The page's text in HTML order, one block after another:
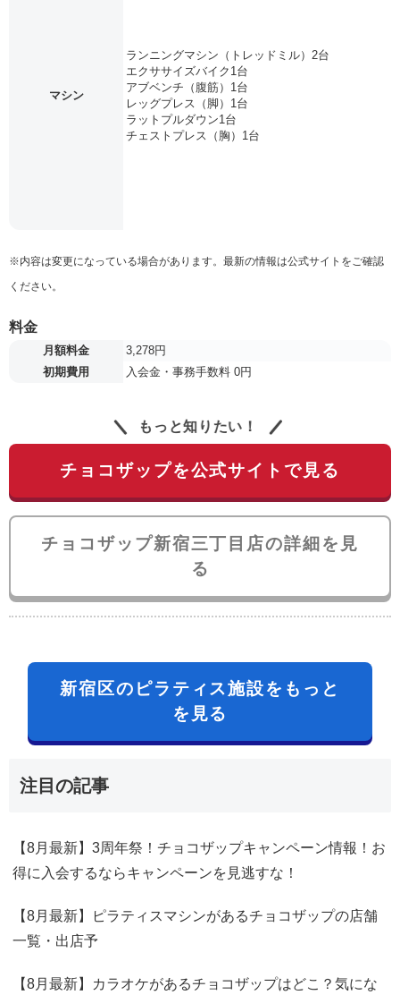
マシン
ランニングマシン（トレッドミル）2台
エクササイズバイク1台
アブベンチ（腹筋）1台
レッグプレス（脚）1台
ラットプルダウン1台
チェストプレス（胸）1台
※内容は変更になっている場合があります。最新の情報は公式サイトをご確認
ください。
料金
月額料金
3,278円
初期費用
入会金・事務手数料 0円
もっと知りたい！
チョコザップを公式サイトで見る
チョコザップ新宿三丁目店の詳細を見
る
新宿区のピラティス施設をもっと
を見る
注目の記事
【8月最新】3周年祭！チョコザップキャンペーン情報！お
得に入会するならキャンペーンを見逃すな！
【8月最新】ピラティスマシンがあるチョコザップの店舗
一覧・出店予
【8月最新】カラオケがあるチョコザップはどこ？気にな